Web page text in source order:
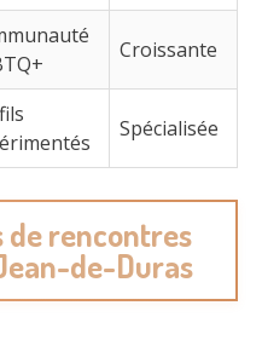
Croissante
Spécialisée
de rencontres
de-Duras